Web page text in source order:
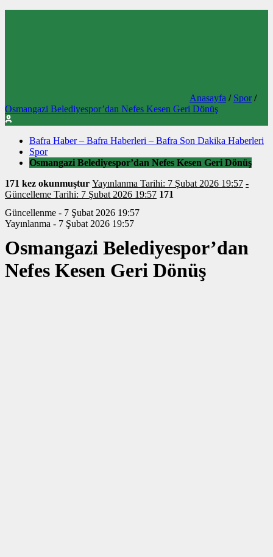
Anasayfa / Spor /
Osmangazi Belediyespor’dan Nefes Kesen Geri Dönüş
Bafra Haber – Bafra Haberleri – Bafra Son Dakika Haberleri
Spor
Osmangazi Belediyespor’dan Nefes Kesen Geri Dönüş
171 kez okunmuştur Yayınlanma Tarihi: 7 Şubat 2026 19:57 -
Güncelleme Tarihi: 7 Şubat 2026 19:57 171
Güncellenme - 7 Şubat 2026 19:57
Yayınlanma - 7 Şubat 2026 19:57
Osmangazi Belediyespor’dan
Nefes Kesen Geri Dönüş